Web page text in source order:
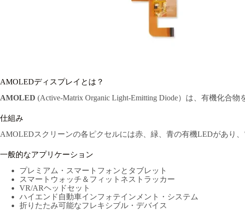
AMOLEDディスプレイとは？
AMOLED (Active-Matrix Organic Light-Emitting Diode）は、有機化合
仕組み
AMOLEDスクリーンの各ピクセルには赤、緑、青の有機LEDがあり
一般的なアプリケーション
プレミアム・スマートフォンとタブレット
スマートウォッチ＆フィットネストラッカー
VR/ARヘッドセット
ハイエンド自動車インフォテインメント・システム
折りたたみ可能なフレキシブル・デバイス